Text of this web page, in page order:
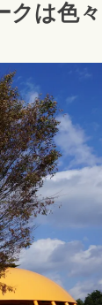
クは色々